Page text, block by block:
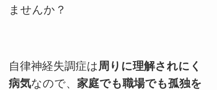
ませんか？
自律神経失調症は 周りに理解されにく
病気なので、 家庭でも職場でも孤独を